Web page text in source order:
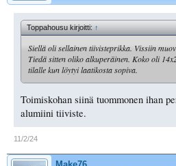
Toppahousu kirjoitti:↑
Siellä oli sellainen tiivisteprikka. Vissiin
Tiedä sitten oliko alkuperäinen. Koko oli
tilalle kun löytyi laatikosta sopiva.
Toimiskohan siinä tuommonen ihan
alumiini tiiviste.
11/2/24